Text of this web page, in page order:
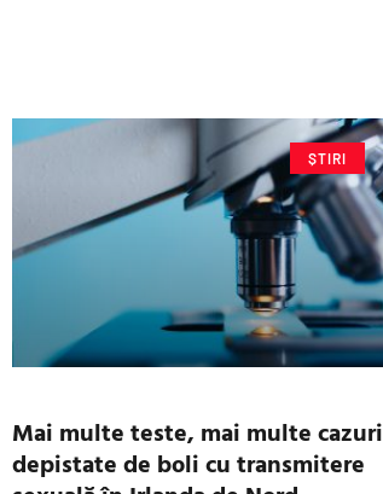
ȘTIRI
Mai multe teste, mai multe cazuri
depistate de boli cu transmitere